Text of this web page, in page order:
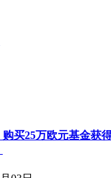
买25万欧元基金获